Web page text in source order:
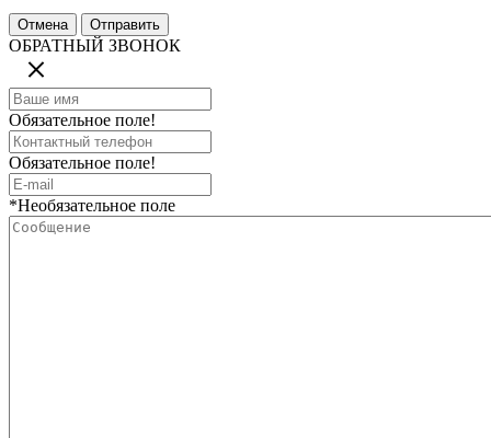
ОБРАТНЫЙ ЗВОНОК
Обязательное поле!
Обязательное поле!
*Необязательное поле